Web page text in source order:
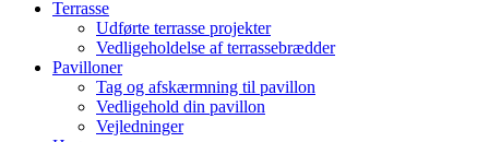
Terrasse
Udførte terrasse projekter
Vedligeholdelse af terrassebrædder
Pavilloner
Tag og afskærmning til pavillon
Vedligehold din pavillon
Vejledninger